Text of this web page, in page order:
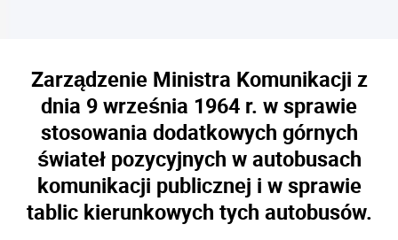
Zarządzenie Ministra Komunikacji z
dnia 9 września 1964 r. w sprawie
stosowania dodatkowych górnych
świateł pozycyjnych w autobusach
komunikacji publicznej i w sprawie
tablic kierunkowych tych autobusów.